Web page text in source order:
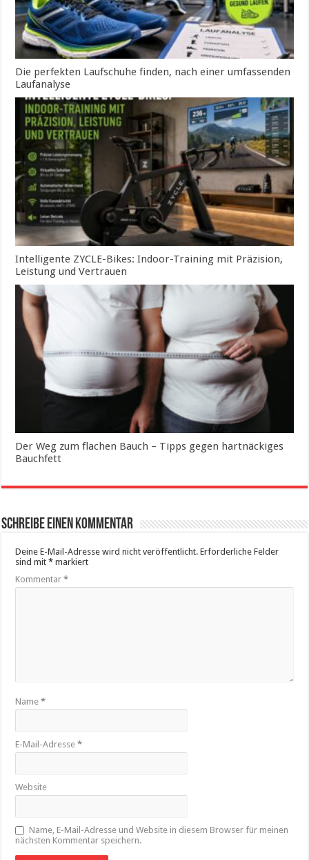
Die perfekten Laufschuhe finden, nach einer umfassenden
Laufanalyse
Intelligente ZYCLE-Bikes: Indoor-Training mit Präzision,
Leistung und Vertrauen
Der Weg zum flachen Bauch – Tipps gegen hartnäckiges
Bauchfett
Schreibe einen Kommentar
Deine E-Mail-Adresse wird nicht veröffentlicht. Erforderliche Felder
sind mit* markiert
Kommentar*
Name*
E-Mail-Adresse*
Website
Name, E-Mail-Adresse und Website in diesem Browser für meinen
nächsten Kommentar speichern.